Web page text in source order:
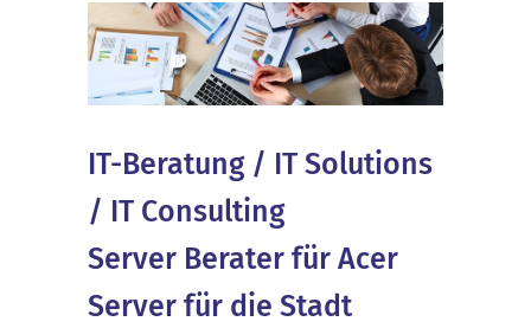
IT-Beratung / IT Solutions
/ IT Consulting
Server Berater für Acer
Server für die Stadt